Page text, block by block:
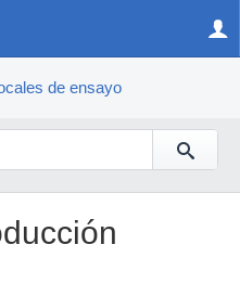
de ensayo